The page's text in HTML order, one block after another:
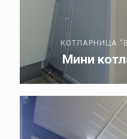
КОТЛАРНИЦА
Мини